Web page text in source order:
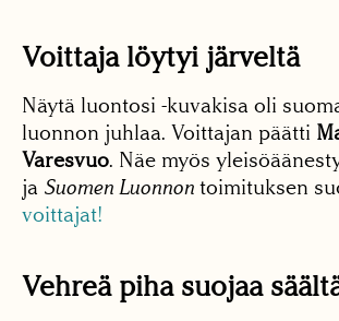
Voittaja löytyi järveltä
Näytä luontosi -kuvakisa oli
luonnon juhlaa. Voittajan päätti
Varesvuo. Näe myös
ja Suomen Luonnon toimituksen
voittajat!
Vehreä piha suojaa